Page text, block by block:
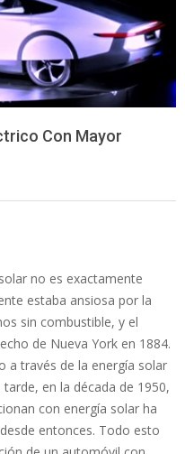
Con Mayor
no es exactamente
estaba ansiosa por la
sin combustible, y el
de Nueva York en 1884.
a través de la energía solar
en la década de 1950,
con energía solar ha
entonces. Todo esto